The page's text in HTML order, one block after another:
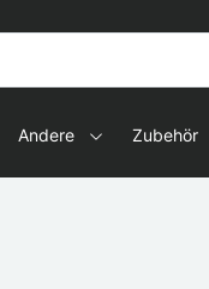
Andere Zubehör